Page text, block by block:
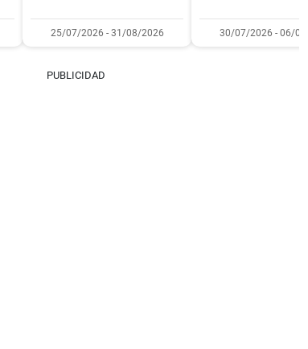
25/07/2026 - 31/08/2026 30/07/2026 - 06/08/
PUBLICIDAD